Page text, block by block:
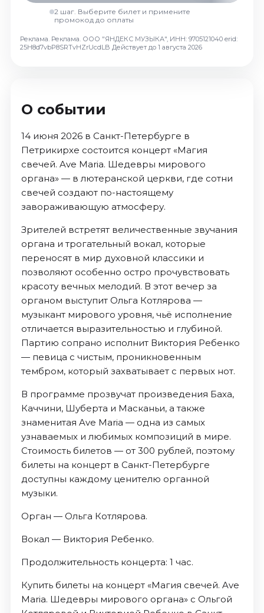
Ноябрь 2026
Декабрь 2026
Январь 2027
2 шаг. Выберите билет и примените
промокод до оплаты
Реклама. Реклама. ООО "ЯНДЕКС МУЗЫКА", ИНН: 9705121040 erid:
25H8d7vbP8SRTvHZrUcdLB Действует до 1 августа 2026
О событии
14 июня 2026 в Санкт-Петербурге в
Петрикирхе состоится концерт «Магия
свечей. Ave Maria. Шедевры мирового
органа» — в лютеранской церкви, где сотни
свечей создают по-настоящему
завораживающую атмосферу.
Зрителей встретят величественные звучания
органа и трогательный вокал, которые
переносят в мир духовной классики и
позволяют особенно остро прочувствовать
красоту вечных мелодий. В этот вечер за
органом выступит Ольга Котлярова —
музыкант мирового уровня, чьё исполнение
отличается выразительностью и глубиной.
Партию сопрано исполнит Виктория Ребенко
— певица с чистым, проникновенным
тембром, который захватывает с первых нот.
В программе прозвучат произведения Баха,
Каччини, Шуберта и Масканьи, а также
знаменитая Ave Maria — одна из самых
узнаваемых и любимых композиций в мире.
Стоимость билетов — от 300 рублей, поэтому
билеты на концерт в Санкт-Петербурге
доступны каждому ценителю органной
музыки.
Орган — Ольга Котлярова.
Вокал — Виктория Ребенко.
Продолжительность концерта: 1 час.
Купить билеты на концерт «Магия свечей. Ave
Maria. Шедевры мирового органа» с Ольгой